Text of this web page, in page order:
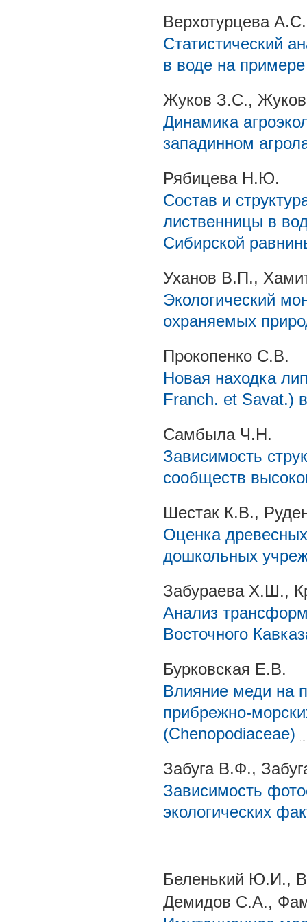
Верхотурцева А.С.
Статистический
в воде на
Жуков З.С.,
Динамика
западинном
Рябицева Н.Ю.
Состав и
лиственницы в
Сибирской
Уханов В.П.,
Экологический
охраняемых
Прокопенко С.В.
Новая находка
Franch. et
Самбыла Ч.Н.
Зависимость
сообществ
Шестак К.В.,
Оценка
дошкольных
Забураева Х.Ш.,
Анализ
Восточного
Бурковская Е.В.
Влияние меди на
прибрежно-
(Chenopodiaceae)
Забуга В.Ф.,
Зависимость
экологических
Беленький Ю.И.,
Демидов С.А.,